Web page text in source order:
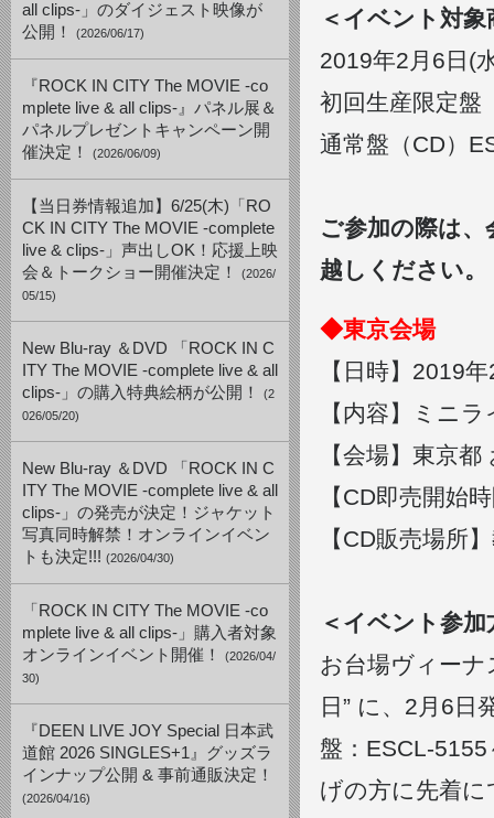
all clips-」のダイジェスト映像が
公開！
(2026/06/17)
『ROCK IN CITY The MOVIE -co
mplete live & all clips-』パネル展＆
パネルプレゼントキャンペーン開
催決定！
(2026/06/09)
【当日券情報追加】6/25(木)「RO
CK IN CITY The MOVIE -complete
live & clips-」声出しOK！応援上映
会＆トークショー開催決定！
(2026/
05/15)
New Blu-ray ＆DVD 「ROCK IN C
ITY The MOVIE -complete live & all
clips-」の購入特典絵柄が公開！
(2
026/05/20)
New Blu-ray ＆DVD 「ROCK IN C
ITY The MOVIE -complete live & all
clips-」の発売が決定！ジャケット
写真同時解禁！オンラインイベン
トも決定!!! (2026/04/30)
「ROCK IN CITY The MOVIE -co
mplete live & all clips-」購入者対象
オンラインイベント開催！
(2026/04/
30)
『DEEN LIVE JOY Special 日本武
道館 2026 SINGLES+1』グッズラ
インナップ公開 & 事前通販決定！
(2026/04/16)
＜イベント対象
2019年2月6日(
初回生産限定盤
通常盤（CD）
ご参加の際は
越しください。
◆東京会場
【日時】2019
【内容】ミニ
【会場】東京
【CD即売開始
【CD販売場所
＜イベント参加
お台場ヴィー
日” に、2月6
盤：ESCL-
げの方に先着